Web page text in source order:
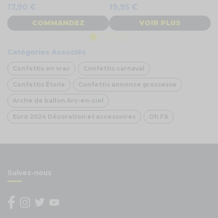
17,90 €
COMMANDEZ
19,95 €
VOIR PLUS
Catégories Associés
Confettis en vrac Confettis carnaval
Confettis Étoile Confettis annonce grossesse
Arche de ballon Arc-en-ciel
Euro 2024 Décoration et accessoires Oh FX
Suivez-nous